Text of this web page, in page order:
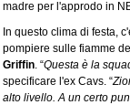
madre per l'approdo in
In questo clima di festa,
pompiere sulle fiamme
Griffin. “Questa è la
specificare l'ex Cavs. “
alto livello. A un certo